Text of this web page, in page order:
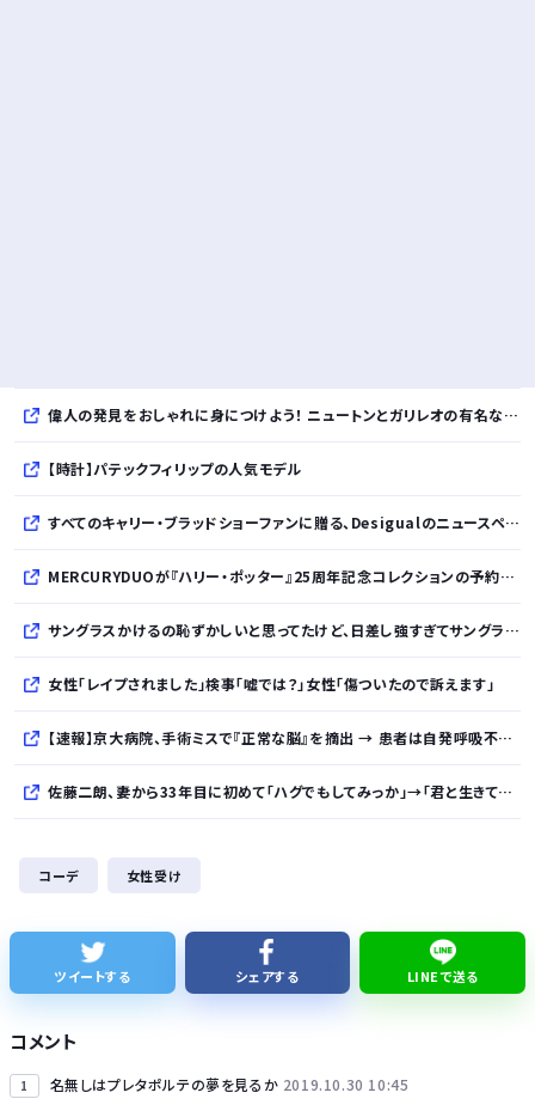
偉人の発見をおしゃれに身につけよう！ ニュートンとガリレオの有名な発見をモチーフにした、クールタッチTシャツ＆トートバッグが発売されました【QurioStore】
【時計】パテックフィリップの人気モデル
すべてのキャリー・ブラッドショーファンに贈る、Desigualのニュースペーパープリントコレクション
MERCURYDUOが『ハリー・ポッター』25周年記念コレクションの予約を開始
サングラスかけるの恥ずかしいと思ってたけど、日差し強すぎてサングラスかけ始めたわ
女性「レイプされました」検事「嘘では？」女性「傷ついたので訴えます」
【速報】京大病院、手術ミスで『正常な脳』を摘出 → 患者は自発呼吸不可能な植物状態に
佐藤二朗、妻から33年目に初めて「ハグでもしてみっか」→「君と生きてきて、本当に良かったです」と感激
【悲報】日本人、バカかもしれない。食品消費税減税（8%→1%）に93.2%が賛成してしまう
コーデ 女性受け
ツイートする シェアする LINEで送る
コメント
1 名無しはプレタポルテの夢を見るか 2019.10.30 10:45